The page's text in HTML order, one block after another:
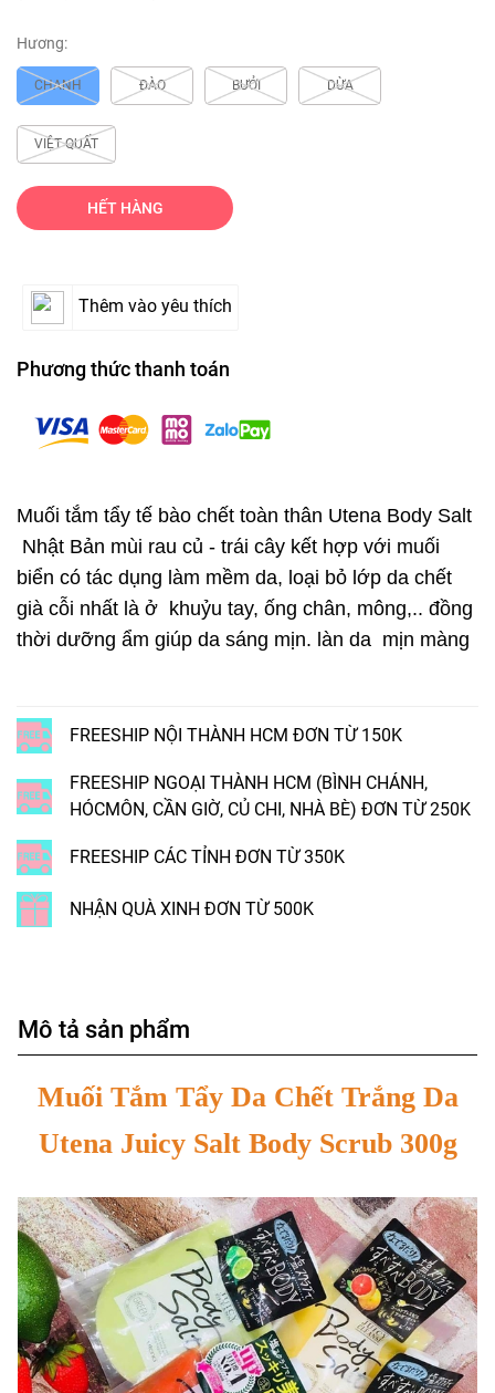
Hương:
CHANH ĐÀO BƯỞI DỪA
VIỆT QUẤT
HẾT HÀNG
Thêm vào yêu thích
Phương thức thanh toán
Muối tắm tẩy tế bào chết toàn thân Utena Body Salt
Nhật Bản mùi rau củ - trái cây kết hợp với muối
biển có tác dụng làm mềm da, loại bỏ lớp da chết
già cỗi nhất là ở khuỷu tay, ống chân, mông,.. đồng
thời dưỡng ẩm giúp da sáng mịn. làn da mịn màng
FREESHIP NỘI THÀNH HCM ĐƠN TỪ 150K
FREESHIP NGOẠI THÀNH HCM (BÌNH CHÁNH,
HÓCMÔN, CẦN GIỜ, CỦ CHI, NHÀ BÈ) ĐƠN TỪ 250K
FREESHIP CÁC TỈNH ĐƠN TỪ 350K
NHẬN QUÀ XINH ĐƠN TỪ 500K
Mô tả sản phẩm
Muối Tắm Tẩy Da Chết Trắng Da
Utena Juicy Salt Body Scrub 300g